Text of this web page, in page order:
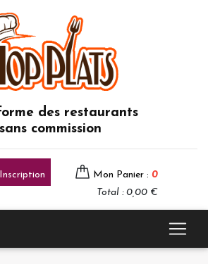
des restaurants
sans commission
Mon Panier : 0
Total : 0,00 €